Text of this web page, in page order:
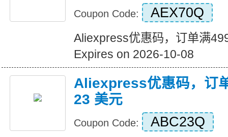
Coupon Code: AEX70Q
Aliexpress优惠码，订单满
Expires on 2026-10-08
Aliexpress优惠码，订
23 美元
Coupon Code: ABC23Q